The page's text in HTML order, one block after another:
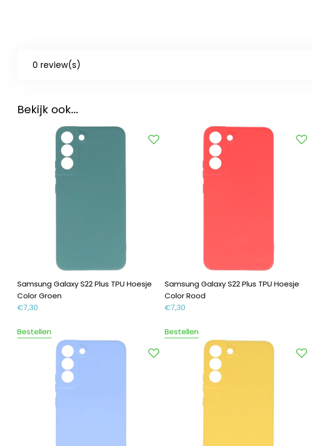
0 review(s)
Bekijk ook...
Samsung Galaxy S22 Plus TPU Hoesje
Color Groen
€7,30
Bestellen
Samsung Galaxy S22 Plus TPU Hoesje
Color Rood
€7,30
Bestellen